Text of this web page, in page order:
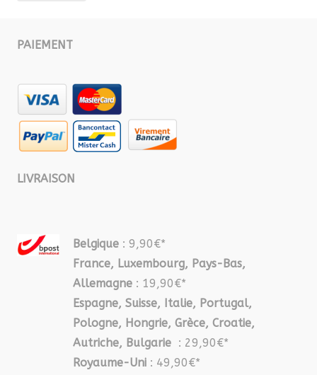
PAIEMENT
LIVRAISON
Belgique : 9,90€*
France, Luxembourg, Pays-Bas,
Allemagne : 19,90€*
Espagne, Suisse, Italie, Portugal,
Pologne, Hongrie, Grèce, Croatie,
Autriche, Bulgarie : 29,90€*
Royaume-Uni : 49,90€*